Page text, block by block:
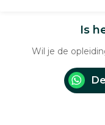
Is
Wil je de